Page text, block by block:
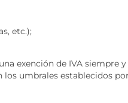
etc.);
exención de IVA siempre
umbrales establecidos